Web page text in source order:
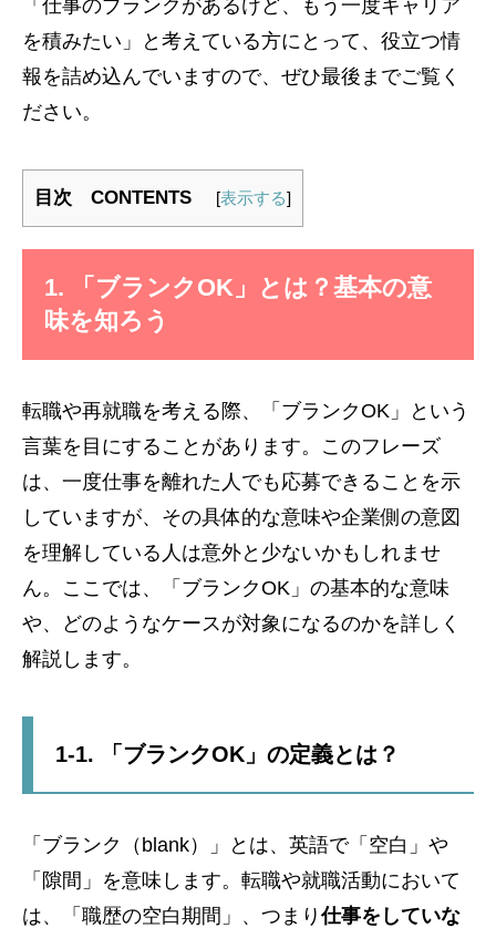
「仕事のブランクがあるけど、もう一度キャリア
を積みたい」と考えている方にとって、役立つ情
報を詰め込んでいますので、ぜひ最後までご覧く
ださい。
目次 CONTENTS [表示する]
1. 「ブランクOK」とは？基本の意
味を知ろう
転職や再就職を考える際、「ブランクOK」という
言葉を目にすることがあります。このフレーズ
は、一度仕事を離れた人でも応募できることを示
していますが、その具体的な意味や企業側の意図
を理解している人は意外と少ないかもしれませ
ん。ここでは、「ブランクOK」の基本的な意味
や、どのようなケースが対象になるのかを詳しく
解説します。
1-1. 「ブランクOK」の定義とは？
「ブランク（blank）」とは、英語で「空白」や
「隙間」を意味します。転職や就職活動において
は、「職歴の空白期間」、つまり仕事をしていな